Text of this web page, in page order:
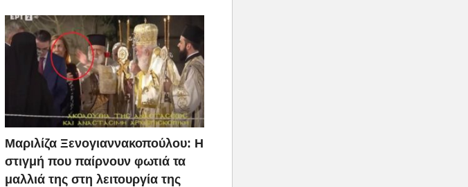
Μαριλίζα Ξενογιαννακοπούλου: Η
στιγμή που παίρνουν φωτιά τα
μαλλιά της στη λειτουργία της